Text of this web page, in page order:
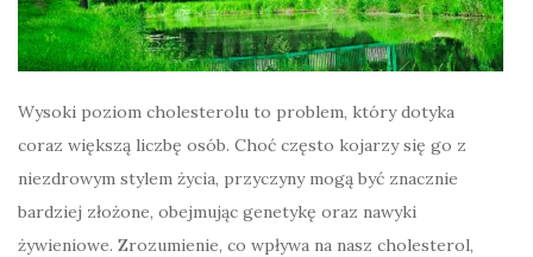
Wysoki poziom cholesterolu to problem, który dotyka
coraz większą liczbę osób. Choć często kojarzy się go z
niezdrowym stylem życia, przyczyny mogą być znacznie
bardziej złożone, obejmując genetykę oraz nawyki
żywieniowe. Zrozumienie, co wpływa na nasz cholesterol,